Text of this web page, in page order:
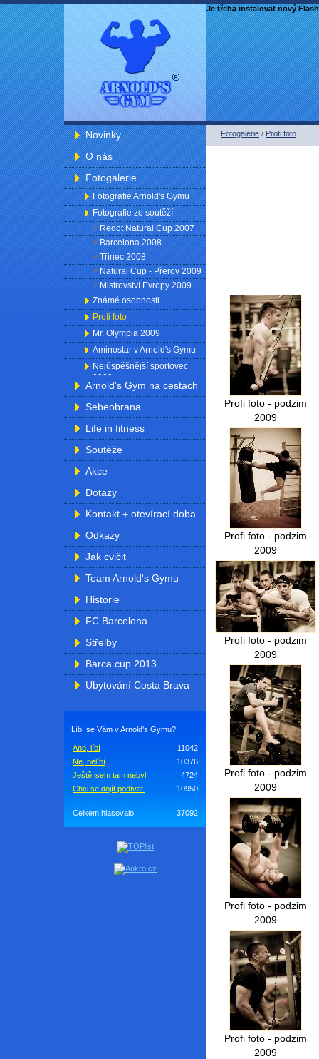
Je třeba instalovat nový Flash
Novinky
O nás
Fotogalerie
Fotografie Arnold's Gymu
Fotografie ze soutěží
Redot Natural Cup 2007
Barcelona 2008
Třinec 2008
Natural Cup - Přerov 2009
Mistrovství Evropy 2009
Známé osobnosti
Profi foto
Mr. Olympia 2009
Aminostar v Arnold's Gymu
Nejúspěšnější sportovec
2009
Arnold's Gym na cestách
Sebeobrana
Life in fitness
Soutěže
Akce
Dotazy
Kontakt + otevírací doba
Odkazy
Jak cvičit
Team Arnold's Gymu
Historie
FC Barcelona
Střelby
Barca cup 2013
Ubytování Costa Brava
Líbí se Vám v Arnold's Gymu?
Ano, líbí
11042
Ne, nelíbí
10376
Ještě jsem tam nebyl.
4724
Chci se dojít podívat.
10950
Celkem hlasovalo: 37092
Fotogalerie / Profi foto
Profi foto - podzim
2009
Profi foto - podzim
2009
Profi foto - podzim
2009
Profi foto - podzim
2009
Profi foto - podzim
2009
Profi foto - podzim
2009